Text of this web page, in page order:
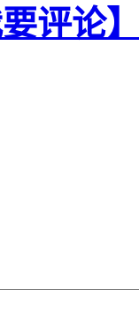
评论